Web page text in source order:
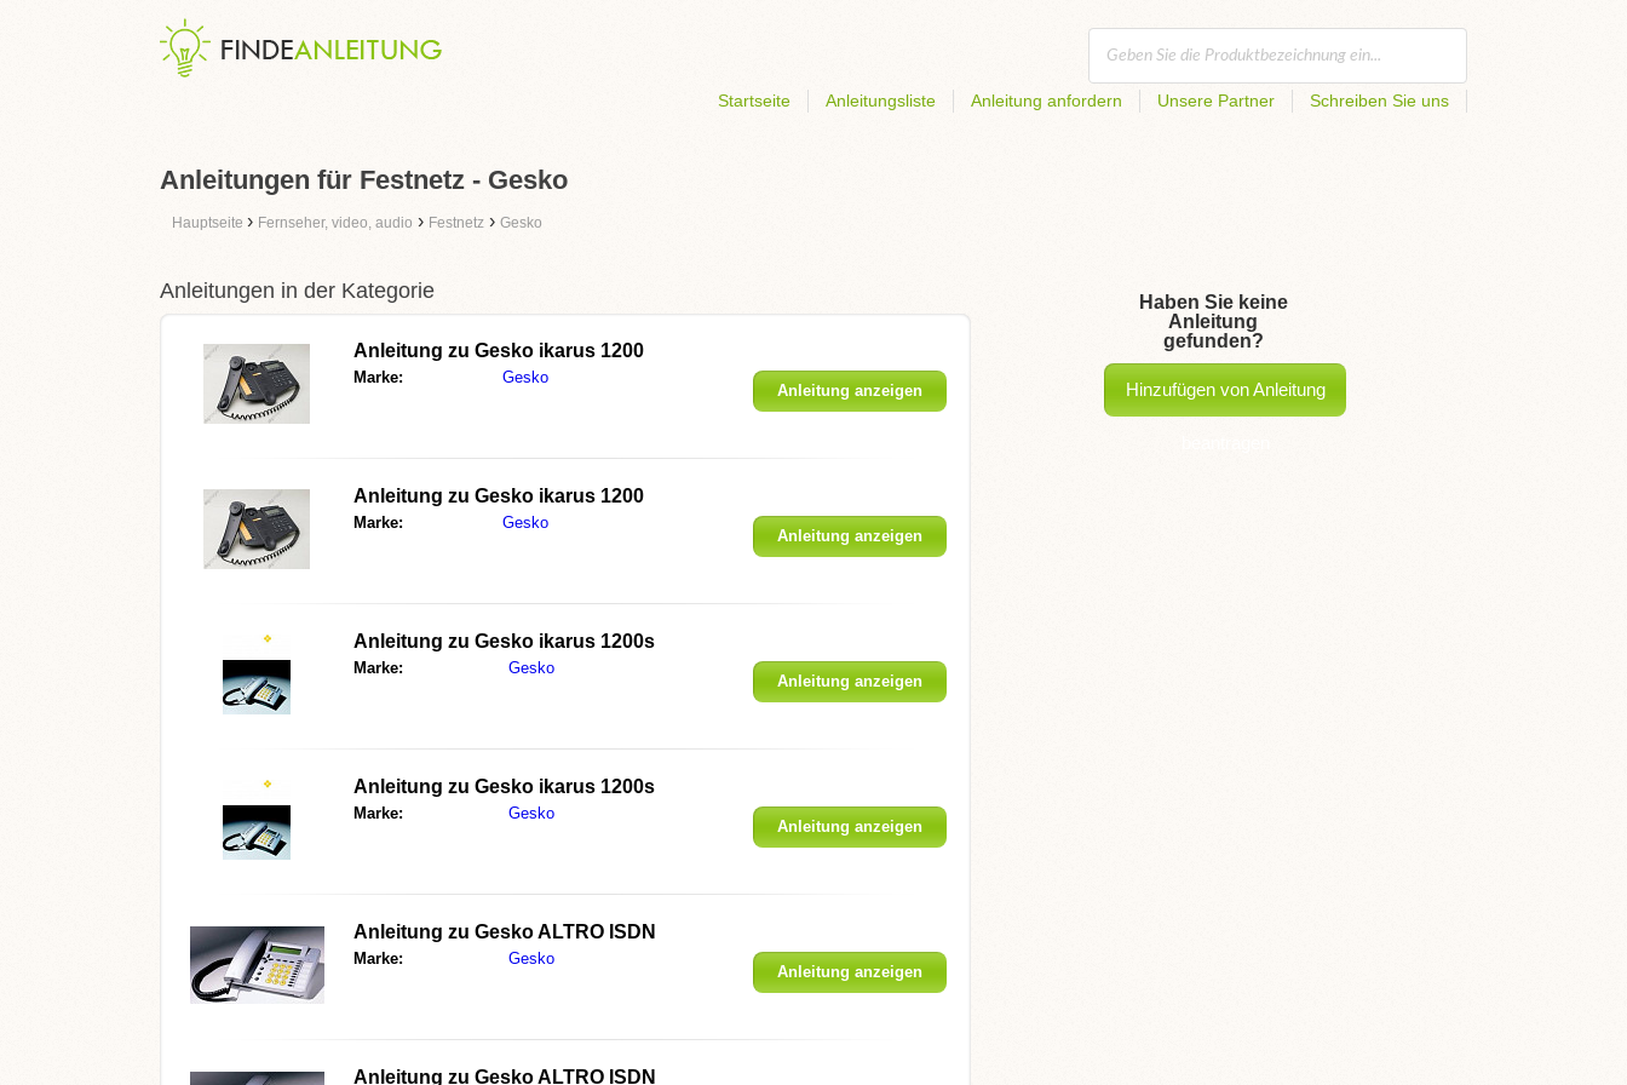
Startseite Anleitungsliste Anleitung anfordern Unsere Partner Schreiben Sie uns
Anleitungen für Festnetz - Gesko
Hauptseite › Fernseher, video, audio › Festnetz › Gesko
Anleitungen in der Kategorie
Anleitung zu Gesko ikarus 1200
Marke: Gesko
Anleitung anzeigen
Anleitung zu Gesko ikarus 1200
Marke: Gesko
Anleitung anzeigen
Anleitung zu Gesko ikarus 1200s
Marke: Gesko
Anleitung anzeigen
Anleitung zu Gesko ikarus 1200s
Marke: Gesko
Anleitung anzeigen
Anleitung zu Gesko ALTRO ISDN
Marke: Gesko
Anleitung anzeigen
Anleitung zu Gesko ALTRO ISDN
Haben Sie keine
Anleitung
gefunden?
Hinzufügen von Anleitung